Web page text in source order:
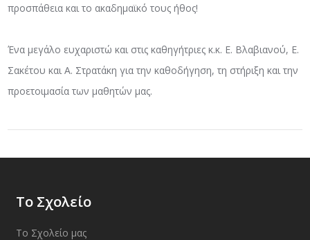
προσπάθεια και το ακαδημαϊκό τους ήθος!
Ένα μεγάλο ευχαριστώ και στις καθηγήτριες κ.κ. Ε. Βλαβιανού, Ε.
Σακέτου και Α. Στρατάκη για την καθοδήγηση, τη στήριξη και την
προετοιμασία των μαθητών μας.
Το Σχολείο
Το Σχολείο μας